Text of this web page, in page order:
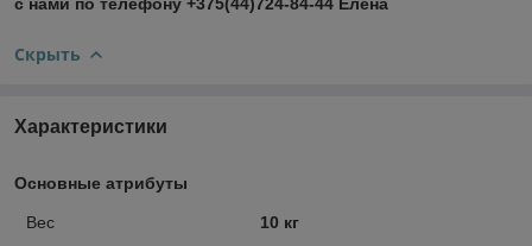
Скрыть
Характеристики
Основные атрибуты
Вес
10 кг